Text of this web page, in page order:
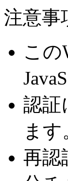
注意事
こ
認証
ます
再認